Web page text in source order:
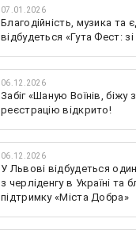
07.01.2026
Благодійність, музика та
відбудеться «Гута Фест:
06.12.2026
Забіг «Шаную Воїнів, біжу
реєстрацію відкрито!
06.12.2026
У Львові відбудеться
з черліденгу в Україні та
підтримку «Міста Добра»